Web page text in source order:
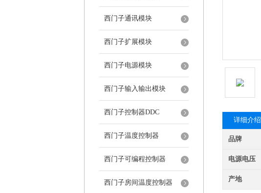
西门子通讯模块
西门子扩展模块
西门子电源模块
西门子输入输出模块
西门子控制器DDC
西门子温度控制器
西门子可编程控制器
西门子房间温度控制器
详细介绍
品牌
电源电压
产地